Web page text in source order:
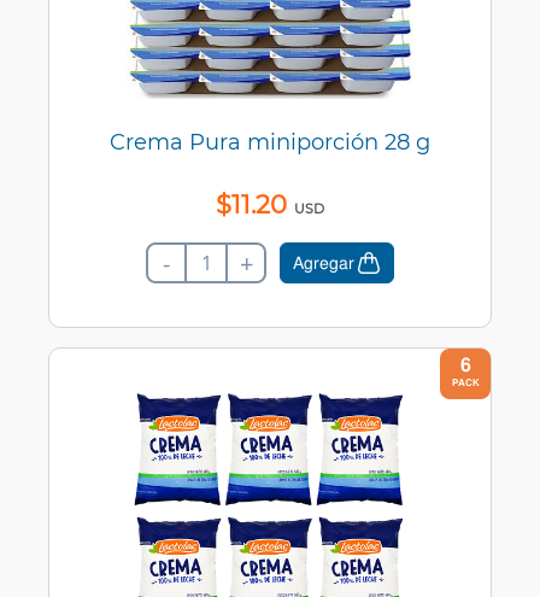
Crema Pura miniporción 28 g
$11.20 USD
- + Agregar
6
PACK